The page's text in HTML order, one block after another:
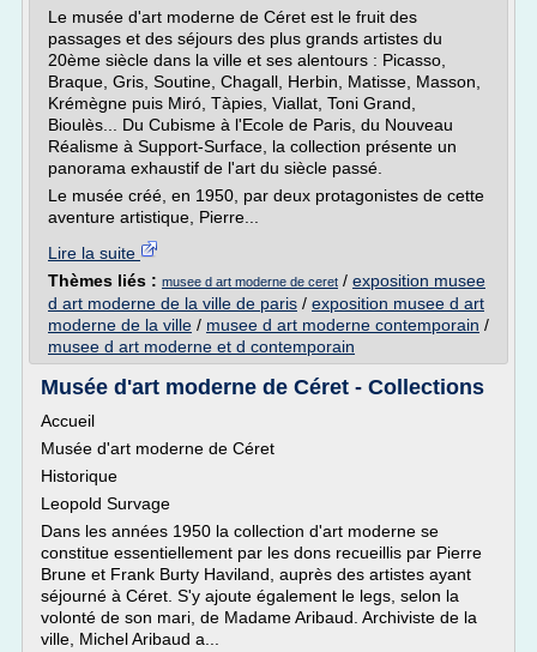
Le musée d'art moderne de Céret est le fruit des
passages et des séjours des plus grands artistes du
20ème siècle dans la ville et ses alentours : Picasso,
Braque, Gris, Soutine, Chagall, Herbin, Matisse, Masson,
Krémègne puis Miró, Tàpies, Viallat, Toni Grand,
Bioulès... Du Cubisme à l'Ecole de Paris, du Nouveau
Réalisme à Support-Surface, la collection présente un
panorama exhaustif de l'art du siècle passé.
Le musée créé, en 1950, par deux protagonistes de cette
aventure artistique, Pierre...
Lire la suite
Thèmes liés : musee d art moderne de ceret / exposition musee
d art moderne de la ville de paris / exposition musee d art
moderne de la ville / musee d art moderne contemporain /
musee d art moderne et d contemporain
Musée d'art moderne de Céret - Collections
Accueil
Musée d'art moderne de Céret
Historique
Leopold Survage
Dans les années 1950 la collection d'art moderne se
constitue essentiellement par les dons recueillis par Pierre
Brune et Frank Burty Haviland, auprès des artistes ayant
séjourné à Céret. S'y ajoute également le legs, selon la
volonté de son mari, de Madame Aribaud. Archiviste de la
ville, Michel Aribaud a...